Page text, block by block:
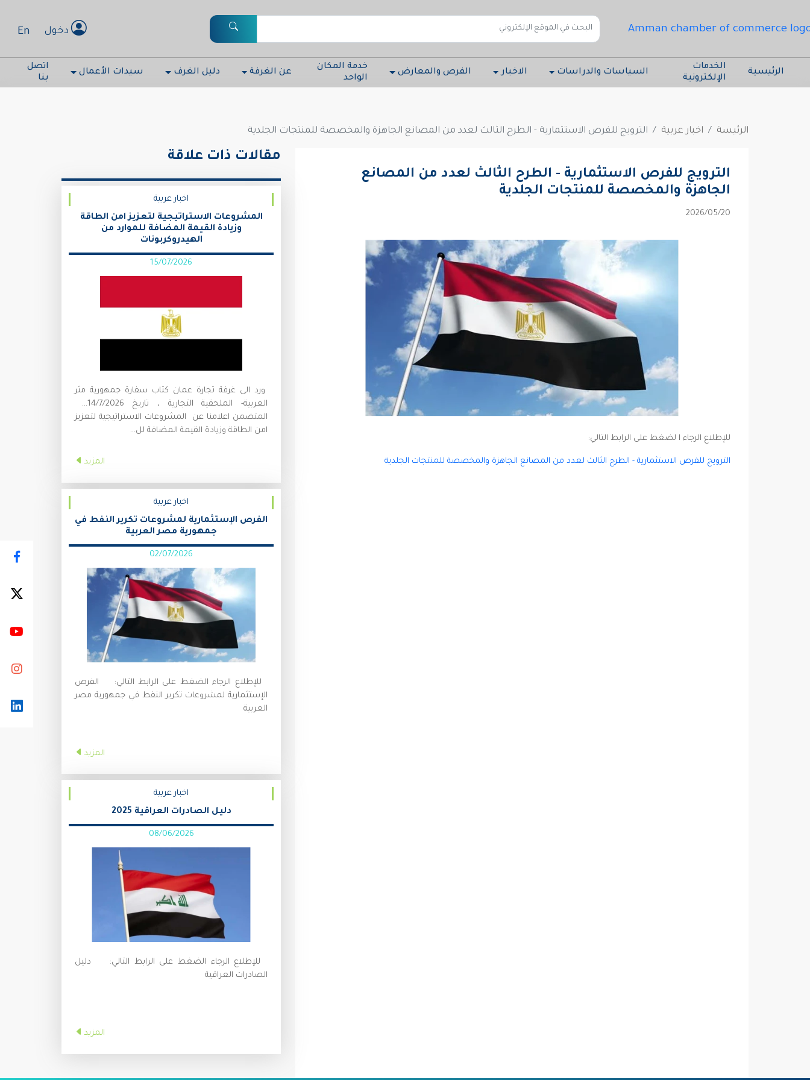
En دخول
الرئيسية
الخدمات
الإلكترونية
السياسات والدراسات الاخبار الفرص والمعارض
خدمة المكان
الواحد
عن الغرفة دليل الغرف سيدات الأعمال
اتصل
بنا
الرئيسة اخبار عربية الترويج للفرص الاستثمارية - الطرح الثالث لعدد من المصانع الجاهزة والمخصصة للمنتجات الجلدية
الترويج للفرص الاستثمارية - الطرح الثالث لعدد من المصانع
الجاهزة والمخصصة للمنتجات الجلدية
20‏/05‏/2026
للإطلاع الرجاء ا لضغط على الرابط التالي:
الترويج للفرص الاستثمارية - الطرح الثالث لعدد من المصانع الجاهزة والمخصصة للمنتجات الجلدية
مقالات ذات علاقة
اخبار عربية
المشروعات الاستراتيجية لتعزيز امن الطاقة
وزيادة القيمة المضافة للموارد من
الهيدروكربونات
15/07/2026
ورد الى غرفة تجارة عمان كتاب سفارة جمهورية مثر
العربية- الملحقية التجارية ، تاريخ 14/7/2026 و
المتضمن اعلامنا عن المشروعات الاستراتيجية لتعزيز
امن الطاقة وزيادة القيمة المضافة لل...
المزيد
اخبار عربية
الفرص الإستثمارية لمشروعات تكرير النفط في
جمهورية مصر العربية
02/07/2026
للإطلاع الرجاء الضغط على الرابط التالي: الفرص
الإستثمارية لمشروعات تكرير النفط في جمهورية مصر
العربية
المزيد
اخبار عربية
دليل الصادرات العراقية 2025
08/06/2026
للإطلاع الرجاء الضغط على الرابط التالي: دليل
الصادرات العراقية
المزيد